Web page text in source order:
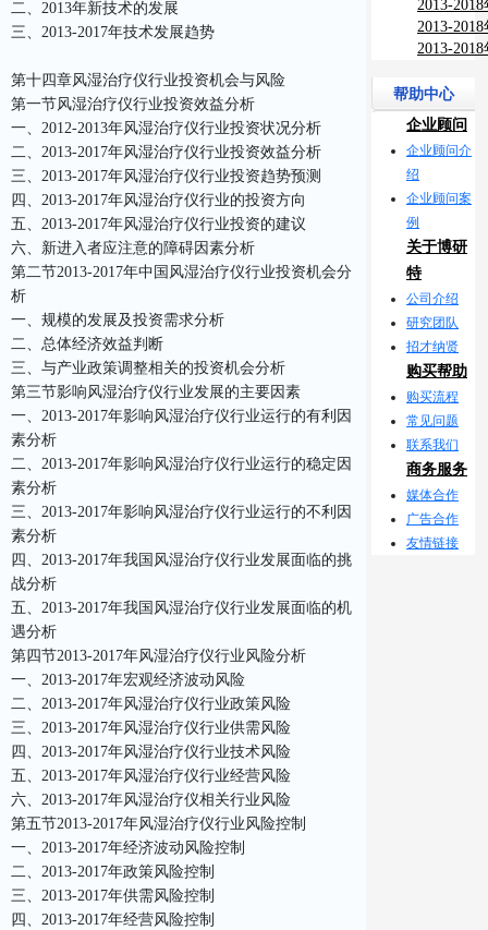
二、2013年新技术的发展
三、2013-2017年技术发展趋势
第十四章风湿治疗仪行业投资机会与风险
第一节风湿治疗仪行业投资效益分析
一、2012-2013年风湿治疗仪行业投资状况分析
二、2013-2017年风湿治疗仪行业投资效益分析
三、2013-2017年风湿治疗仪行业投资趋势预测
四、2013-2017年风湿治疗仪行业的投资方向
五、2013-2017年风湿治疗仪行业投资的建议
六、新进入者应注意的障碍因素分析
第二节2013-2017年中国风湿治疗仪行业投资机会分
析
一、规模的发展及投资需求分析
二、总体经济效益判断
三、与产业政策调整相关的投资机会分析
第三节影响风湿治疗仪行业发展的主要因素
一、2013-2017年影响风湿治疗仪行业运行的有利因
素分析
二、2013-2017年影响风湿治疗仪行业运行的稳定因
素分析
三、2013-2017年影响风湿治疗仪行业运行的不利因
素分析
四、2013-2017年我国风湿治疗仪行业发展面临的挑
战分析
五、2013-2017年我国风湿治疗仪行业发展面临的机
遇分析
第四节2013-2017年风湿治疗仪行业风险分析
一、2013-2017年宏观经济波动风险
二、2013-2017年风湿治疗仪行业政策风险
三、2013-2017年风湿治疗仪行业供需风险
四、2013-2017年风湿治疗仪行业技术风险
五、2013-2017年风湿治疗仪行业经营风险
六、2013-2017年风湿治疗仪相关行业风险
第五节2013-2017年风湿治疗仪行业风险控制
一、2013-2017年经济波动风险控制
二、2013-2017年政策风险控制
三、2013-2017年供需风险控制
四、2013-2017年经营风险控制
资规划预
病房
展趋势及
告
2013-
场行情现
景预测评
2013-
市场行情
2013-
发展趋势
报告
帮助中心
企业顾问
企业顾问介
绍
企业顾问案
例
关于博研
特
公司介绍
研究团队
招才纳贤
购买帮助
购买流程
常见问题
联系我们
商务服务
媒体合作
广告合作
友情链接